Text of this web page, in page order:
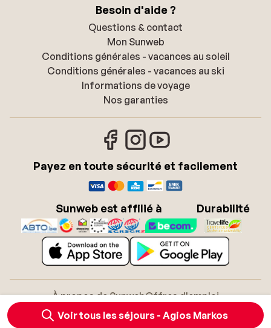
Voir tous les séjours - Agios Markos
Besoin d'aide ?
Questions & contact
Mon Sunweb
Conditions générales - vacances au soleil
Conditions générales - vacances au ski
Informations de voyage
Nos garanties
Payez en toute sécurité et facilement
Sunweb est affilié à Durabilité
À propos de SunwebOffres d'emploi
Déclaration d'accessibilitéMentions légalesGlossaire